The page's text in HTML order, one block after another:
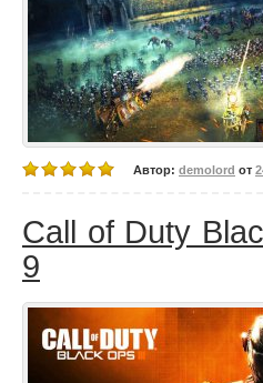
Автор: demolord от
Call of Duty
9